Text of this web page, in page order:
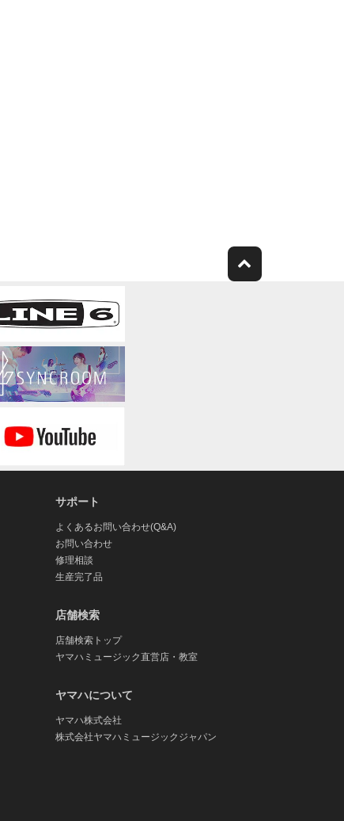
サポート
よくあるお問い合わせ(Q&A)
お問い合わせ
修理相談
生産完了品
店舗検索
店舗検索トップ
ヤマハミュージック直営店・教室
ヤマハについて
ヤマハ株式会社
株式会社ヤマハミュージックジャパン